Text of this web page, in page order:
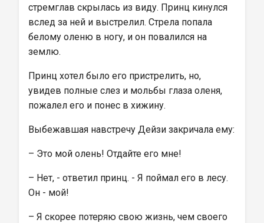
стремглав скрылась из виду. Принц кинулся
вслед за ней и выстрелил. Стрела попала
белому оленю в ногу, и он повалился на
землю.
Принц хотел было его пристрелить, но,
увидев полные слез и мольбы глаза оленя,
пожалел его и понес в хижину.
Выбежавшая навстречу Дейзи закричала ему:
– Это мой олень! Отдайте его мне!
– Нет, - ответил принц. - Я поймал его в лесу.
Он - мой!
– Я скорее потеряю свою жизнь, чем своего